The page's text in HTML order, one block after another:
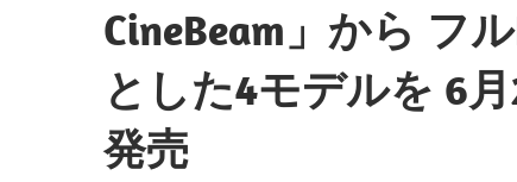
CineBeam」から フ
とした4モデルを 6
発売